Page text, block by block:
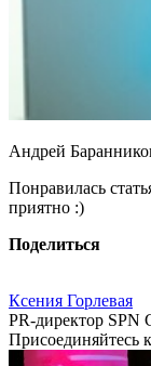
Андрей
Понравилась
приятно :)
Поделиться
Ксения Горлевая
PR-директор SPN
Присоединяйтесь